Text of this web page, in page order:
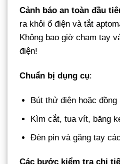
Cảnh báo an toàn đầu
ra khỏi ổ điện và tắt
Không bao giờ chạm tay
điện!
Chuẩn bị dụng cụ:
Bút thử điện hoặc
Kìm cắt, tua vít, băng
Đèn pin và găng tay
Các bước kiểm tra chi